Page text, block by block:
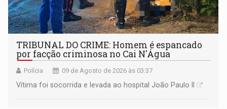
TRIBUNAL DO CRIME: Homem é espancado
por facção criminosa no Cai N'Água
Polícia 09 de Agosto de 2026 às 03:37
Vítima foi socorrida e levada ao hospital João Paulo II